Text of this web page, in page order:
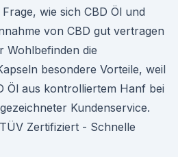
wie sich CBD Öl und
von CBD gut vertragen
Wohlbefinden die
besondere Vorteile, weil
Öl aus kontrolliertem Hanf bei
Kundenservice.
Zertifiziert - Schnelle